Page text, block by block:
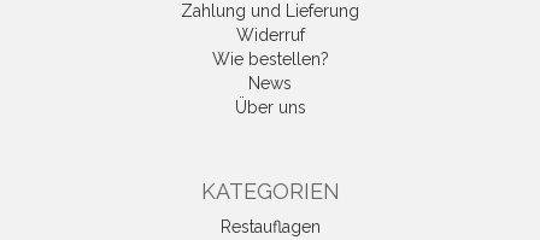
Zahlung und Lieferung
Widerruf
Wie bestellen?
News
Über uns
KATEGORIEN
Restauflagen